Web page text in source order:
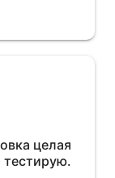
целая
тестирую.